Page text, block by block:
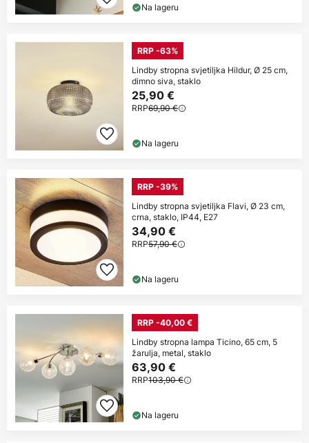
Na lageru
RRP -63%
Lindby stropna svjetiljka Hildur, Ø 25 cm,
dimno siva, staklo
25,90 €
RRP69,90 €
Na lageru
RRP -39%
Lindby stropna svjetiljka Flavi, Ø 23 cm,
crna, staklo, IP44, E27
34,90 €
RRP57,90 €
Na lageru
RRP -40,00 €
Lindby stropna lampa Ticino, 65 cm, 5
žarulja, metal, staklo
63,90 €
RRP103,90 €
Na lageru